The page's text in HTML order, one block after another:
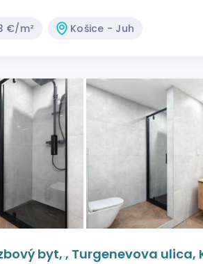
€/m² Košice - Juh
byt, , Turgenevova ulica,